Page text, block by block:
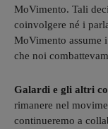
MoVimento. Tali
coinvolgere né i
MoVimento assume
che noi
Galardi e gli altri
rimanere nel
continueremo a